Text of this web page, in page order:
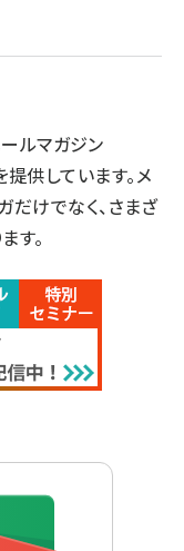
ルマガジン
供しています。メ
だけでなく、さまざ
す。